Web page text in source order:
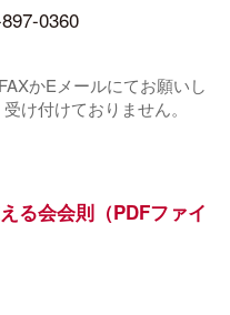
0360
かEメールにてお願いし
け付けておりません。
る会会則（PDFファイ